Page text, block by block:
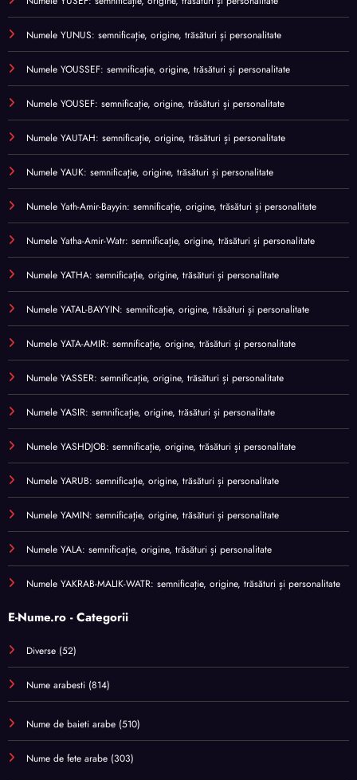
Numele YUNUS: semnificație, origine, trăsături și personalitate
Numele YOUSSEF: semnificație, origine, trăsături și personalitate
Numele YOUSEF: semnificație, origine, trăsături și personalitate
Numele YAUTAH: semnificație, origine, trăsături și personalitate
Numele YAUK: semnificație, origine, trăsături și personalitate
Numele Yath-Amir-Bayyin: semnificație, origine, trăsături și personalitate
Numele Yatha-Amir-Watr: semnificație, origine, trăsături și personalitate
Numele YATHA: semnificație, origine, trăsături și personalitate
Numele YATAL-BAYYIN: semnificație, origine, trăsături și personalitate
Numele YATA-AMIR: semnificație, origine, trăsături și personalitate
Numele YASSER: semnificație, origine, trăsături și personalitate
Numele YASIR: semnificație, origine, trăsături și personalitate
Numele YASHDJOB: semnificație, origine, trăsături și personalitate
Numele YARUB: semnificație, origine, trăsături și personalitate
Numele YAMIN: semnificație, origine, trăsături și personalitate
Numele YALA: semnificație, origine, trăsături și personalitate
Numele YAKRAB-MALIK-WATR: semnificație, origine, trăsături și personalitate
E-Nume.ro - Categorii
Diverse (52)
Nume arabesti (814)
Nume de baieti arabe (510)
Nume de fete arabe (303)